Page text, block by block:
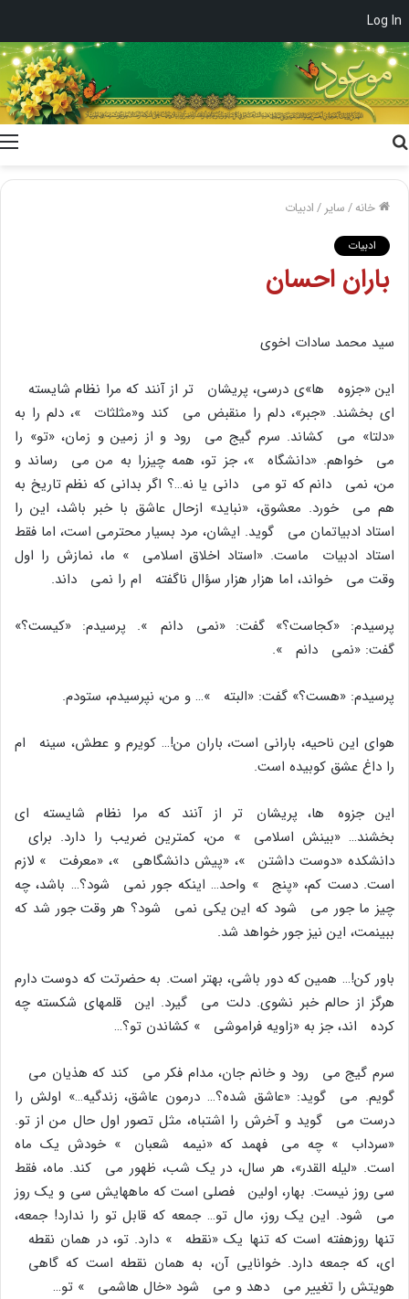
Log In
خانه/سایر /ادبیات
ادبیات
باران احسان
سید محمد سادات اخوى
این «جزوه ها»ى درسى، پریشان تر از آنند که مرا نظام شایسته
اى بخشند. «جبر»، دلم را منقبض مى کند و«مثلثات »، دلم را به
«دلتا» مى کشاند. سرم گیج مى رود و از زمین و زمان، «تو» را
مى خواهم. «دانشگاه »، جز تو، همه چیزرا به من مى رساند و
من، نمى دانم که تو مى دانى یا نه…؟ اگر بدانى که نظم تاریخ به
هم مى خورد. معشوق، «نباید» ازحال عاشق با خبر باشد، این را
استاد ادبیاتمان مى گوید. ایشان، مرد بسیار محترمى است، اما فقط
استاد ادبیات ماست. «استاد اخلاق اسلامى » ما، نمازش را اول
وقت مى خواند، اما هزار هزار سؤال ناگفته ام را نمى داند.
پرسیدم: «کجاست؟» گفت: «نمى دانم ». پرسیدم: «کیست؟»
گفت: «نمى دانم ».
پرسیدم: «هست؟» گفت: «البته »… و من، نپرسیدم، ستودم.
هواى این ناحیه، بارانى است، باران من!… کویرم و عطش، سینه ام
را داغ عشق کوبیده است.
این جزوه ها، پریشان تر از آنند که مرا نظام شایسته اى
بخشند… «بینش اسلامى » من، کمترین ضریب را دارد. براى
دانشکده «دوست داشتن »، «پیش دانشگاهى »، «معرفت » لازم
است. دست کم، «پنج » واحد… اینکه جور نمى شود؟… باشد، چه
چیز ما جور مى شود که این یکى نمى شود؟ هر وقت جور شد که
ببینمت، این نیز جور خواهد شد.
باور کن!… همین که دور باشى، بهتر است. به حضرتت که دوست دارم
هرگز از حالم خبر نشوى. دلت مى گیرد. این قلمهاى شکسته چه
کرده اند، جز به «زاویه فراموشى » کشاندن تو؟…
سرم گیج مى رود و خانم جان، مدام فکر مى کند که هذیان مى
گویم. مى گوید: «عاشق شده؟… درمون عاشق، زندگیه…» اولش را
درست مى گوید و آخرش را اشتباه، مثل تصور اول حال من از تو.
«سرداب » چه مى فهمد که «نیمه شعبان » خودش یک ماه
است. «لیله القدر»، هر سال، در یک شب، ظهور مى کند. ماه، فقط
سى روز نیست. بهار، اولین فصلى است که ماههایش سى و یک روز
مى شود. این یک روز، مال تو… جمعه که قابل تو را ندارد! جمعه،
تنها روزهفته است که تنها یک «نقطه » دارد. تو، در همان نقطه
اى، که جمعه دارد. خوانایى آن، به همان نقطه است که گاهى
هویتش را تغییر مى دهد و مى شود «خال هاشمى » تو…